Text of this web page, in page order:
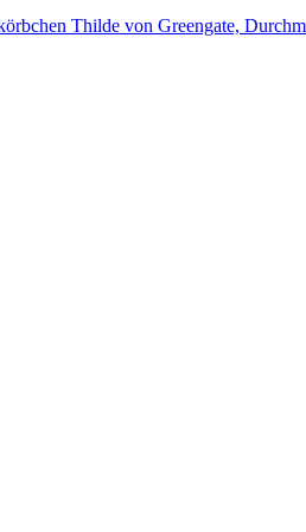
Thilde von Greengate,